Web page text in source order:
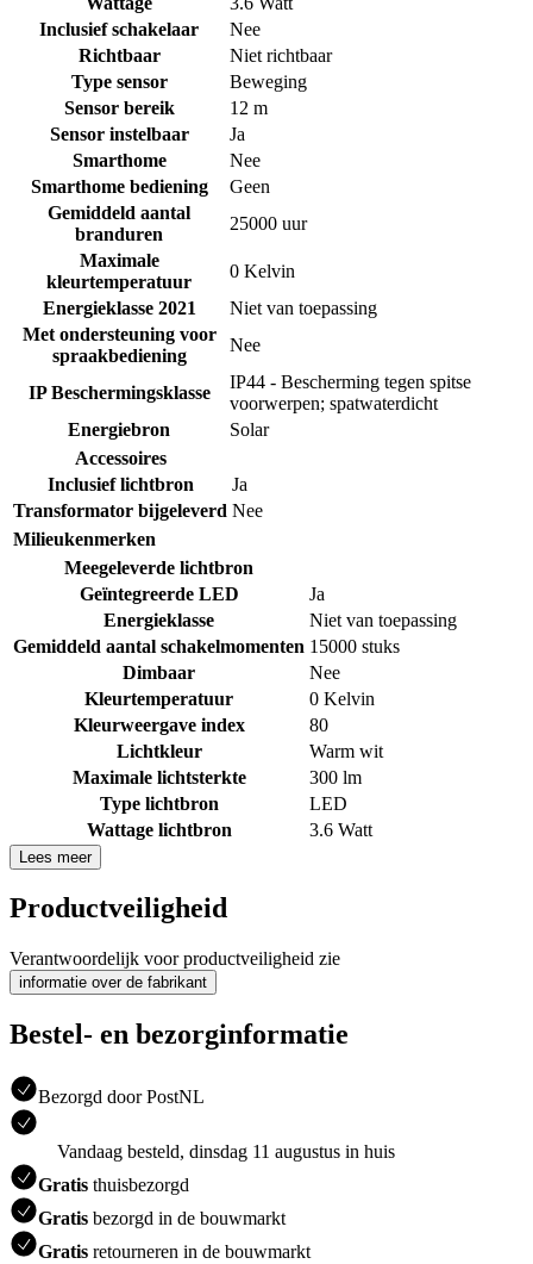
Inclusief schakelaar
Nee
Richtbaar
Niet richtbaar
Type sensor
Beweging
Sensor bereik
12 m
Sensor instelbaar
Ja
Smarthome
Nee
Smarthome bediening
Geen
Gemiddeld aantal
branduren
25000 uur
Maximale
kleurtemperatuur
0 Kelvin
Energieklasse 2021
Niet van toepassing
Met ondersteuning voor
spraakbediening
Nee
IP Beschermingsklasse
IP44 - Bescherming tegen spitse
voorwerpen; spatwaterdicht
Energiebron
Solar
Accessoires
Inclusief lichtbron
Ja
Transformator bijgeleverd Nee
Milieukenmerken
Meegeleverde lichtbron
Geïntegreerde LED
Ja
Energieklasse
Niet van toepassing
Gemiddeld aantal schakelmomenten 15000 stuks
Dimbaar
Nee
Kleurtemperatuur
0 Kelvin
Kleurweergave index
80
Lichtkleur
Warm wit
Maximale lichtsterkte
300 lm
Type lichtbron
LED
Wattage lichtbron
3.6 Watt
Lees meer
Productveiligheid
Verantwoordelijk voor productveiligheid zie
informatie over de fabrikant
Bestel- en bezorginformatie
Bezorgd door PostNL
Vandaag besteld, dinsdag 11 augustus in huis
Gratis thuisbezorgd
Gratis bezorgd in de bouwmarkt
Gratis retourneren in de bouwmarkt